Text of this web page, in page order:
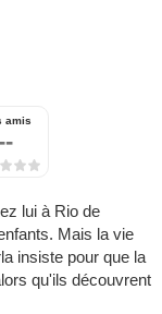
amis
--
lui à Rio de
Mais la vie
insiste pour que la
qu'ils découvrent